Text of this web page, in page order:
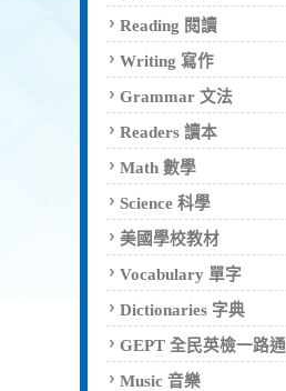
Reading 閱讀
Writing 寫作
Grammar 文法
Readers 讀本
Math 數學
Science 科學
美國學校教材
Vocabulary 單字
Dictionaries 字典
GEPT 全民英檢一路通
Music 音樂